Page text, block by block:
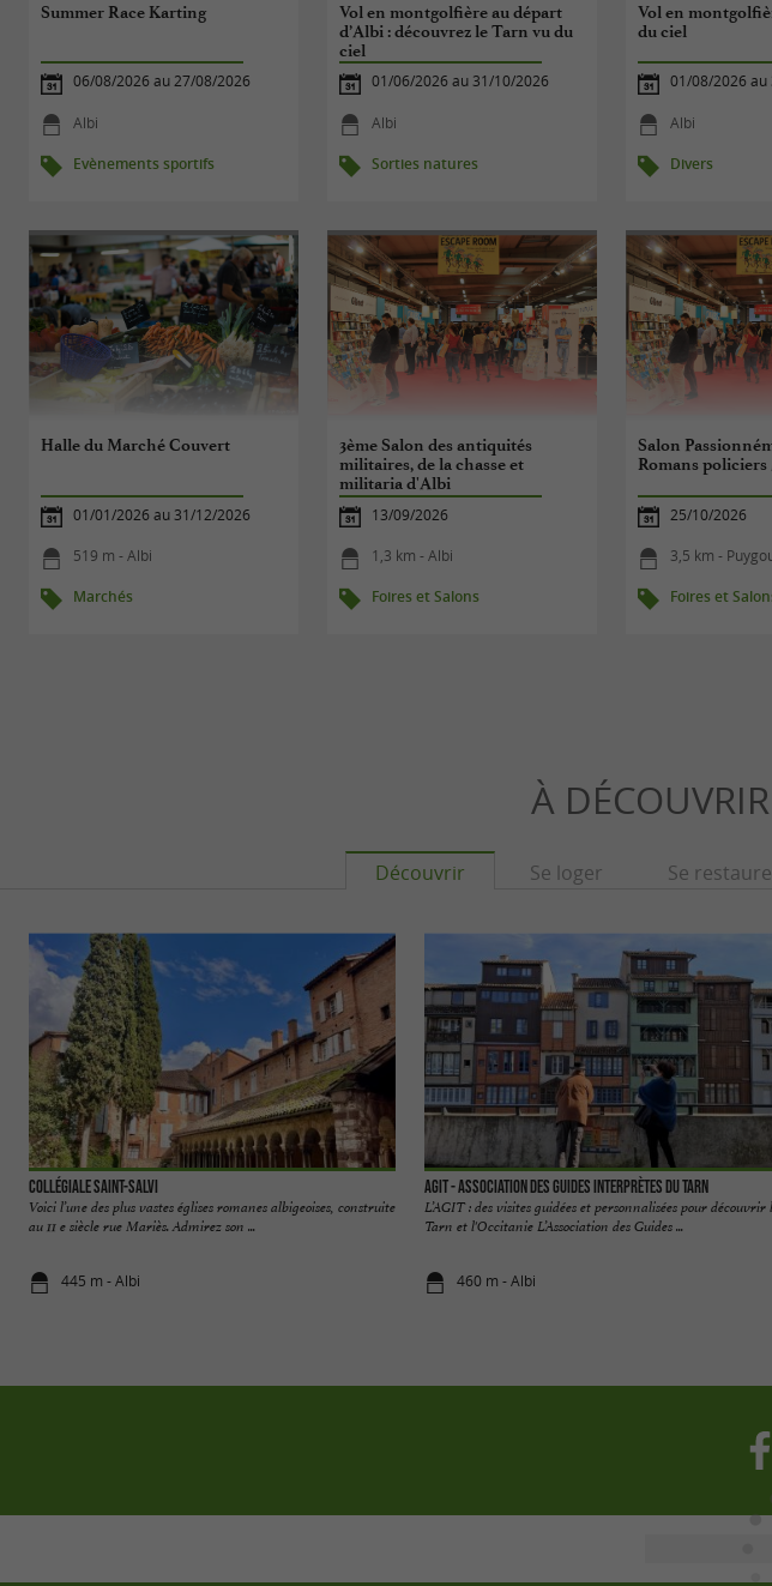
Summer Race Karting
06/08/2026 au 27/08/2026
Albi
Evènements sportifs
Vol en montgolfière au départ
d’Albi : découvrez le Tarn vu du
ciel
01/06/2026 au 31/10/2026
Albi
Sorties natures
Vol en
du ciel
01/08/2026 au
Albi
Divers
Halle du Marché Couvert
01/01/2026 au 31/12/2026
519 m - Albi
Marchés
3ème Salon des antiquités
militaires, de la chasse et
militaria d'Albi
13/09/2026
1,3 km - Albi
Foires et Salons
Salon
Romans policiers
25/10/2026
3,5 km -
Foires et
À DÉCOUVRIR
Découvrir Se loger Se
Collégiale Saint-Salvi
Voici l’une des plus vastes églises romanes albigeoises, construite
au 11 e siècle rue Mariès. Admirez son ...
445 m - Albi
AGIT - Association des Guides Interprètes du Tarn
L’AGIT : des visites guidées et personnalisées pour découvrir
Tarn et l'Occitanie L’Association des Guides ...
460 m - Albi